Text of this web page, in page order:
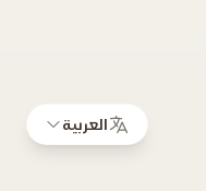
العربية